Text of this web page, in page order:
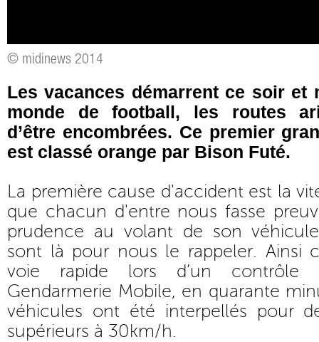
© midinews 2014
Les vacances démarrent ce soir et
monde de football, les routes
d’être encombrées. Ce premier
est classé orange par Bison Futé.
La première cause d'accident est la
que chacun d'entre nous fasse
prudence au volant de son
sont là pour nous le rappeler. Ainsi
voie rapide lors d’un contrôle
Gendarmerie Mobile, en quarante
véhicules ont été interpellés pour
supérieurs à 30km/h.